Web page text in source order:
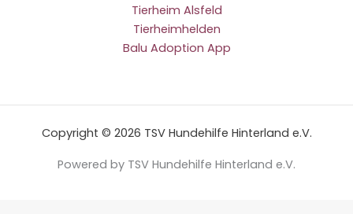
Tierheim Alsfeld
Tierheimhelden
Balu Adoption App
Copyright © 2026 TSV Hundehilfe Hinterland e.V.
Powered by TSV Hundehilfe Hinterland e.V.